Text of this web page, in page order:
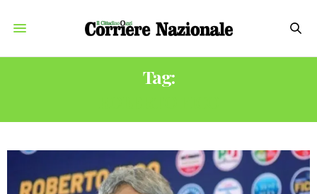
Tag: